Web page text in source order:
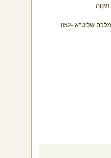
הרב אליהו מלכה שליט"א 052-